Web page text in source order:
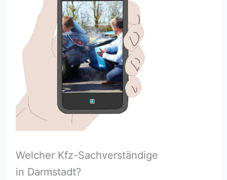
Welcher Kfz-Sachverständige
in Darmstadt?